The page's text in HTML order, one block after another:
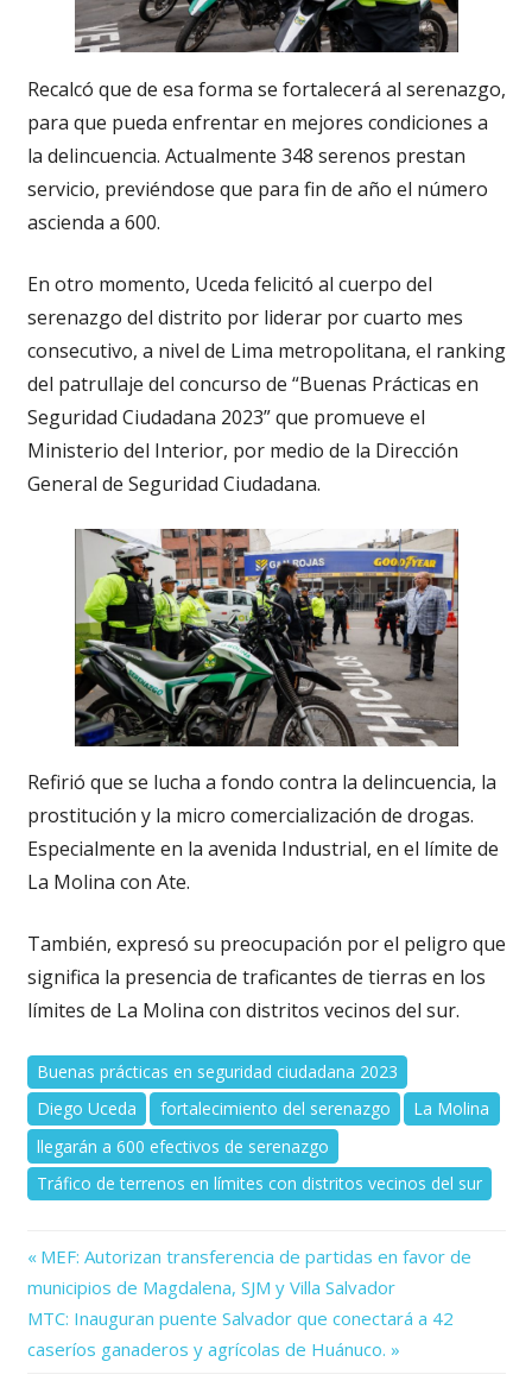
Recalcó que de esa forma se fortalecerá al serenazgo,
para que pueda enfrentar en mejores condiciones a
la delincuencia. Actualmente 348 serenos prestan
servicio, previéndose que para fin de año el número
ascienda a 600.
En otro momento, Uceda felicitó al cuerpo del
serenazgo del distrito por liderar por cuarto mes
consecutivo, a nivel de Lima metropolitana, el ranking
del patrullaje del concurso de “Buenas Prácticas en
Seguridad Ciudadana 2023” que promueve el
Ministerio del Interior, por medio de la Dirección
General de Seguridad Ciudadana.
Refirió que se lucha a fondo contra la delincuencia, la
prostitución y la micro comercialización de drogas.
Especialmente en la avenida Industrial, en el límite de
La Molina con Ate.
También, expresó su preocupación por el peligro que
significa la presencia de traficantes de tierras en los
límites de La Molina con distritos vecinos del sur.
Buenas prácticas en seguridad ciudadana 2023
Diego Uceda
fortalecimiento del serenazgo
La Molina
llegarán a 600 efectivos de serenazgo
Tráfico de terrenos en límites con distritos vecinos del sur
Navegación
de
entradas
Previous
Post:
MEF: Autorizan transferencia de partidas en favor de
municipios de Magdalena, SJM y Villa Salvador
Next
Post:
MTC: Inauguran puente Salvador que conectará a 42
caseríos ganaderos y agrícolas de Huánuco.